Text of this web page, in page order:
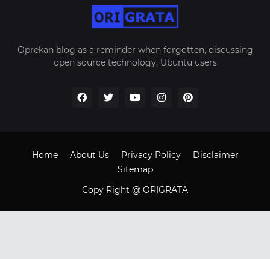
Oprekan blog as a reminder when forgotten, discussing
open source technology, Ubuntu users
Copy Right @ ORIGRATA
Home About Us Privacy Policy
Disclaimer
Sitemap